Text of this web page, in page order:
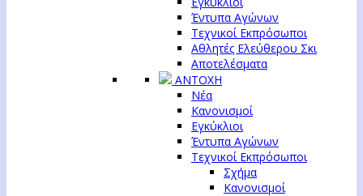
Έντυπα Αγώνων
Τεχνικοί Εκπρόσωποι
Αθλητές Ελεύθερου Σκι
Αποτελέσματα
ΑΝΤΟΧΗ
Νέα
Κανονισμοί
Εγκύκλιοι
Έντυπα Αγώνων
Τεχνικοί Εκπρόσωποι
Σχήμα
Κανονισμοί